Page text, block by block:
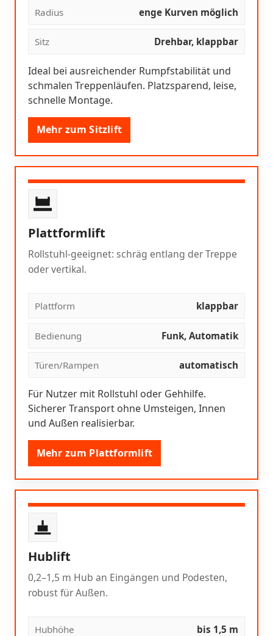
Radius enge Kurven möglich
Sitz Drehbar, klappbar
Ideal bei ausreichender Rumpfstabilität und
schmalen Treppenläufen. Platzsparend, leise,
schnelle Montage.
Mehr zum Sitzlift
Plattformlift
Rollstuhl-geeignet: schräg entlang der Treppe
oder vertikal.
Plattform klappbar
Bedienung Funk, Automatik
Türen/Rampen automatisch
Für Nutzer mit Rollstuhl oder Gehhilfe.
Sicherer Transport ohne Umsteigen, Innen
und Außen realisierbar.
Mehr zum Plattformlift
Hublift
0,2–1,5 m Hub an Eingängen und Podesten,
robust für Außen.
Hubhöhe bis 1,5 m